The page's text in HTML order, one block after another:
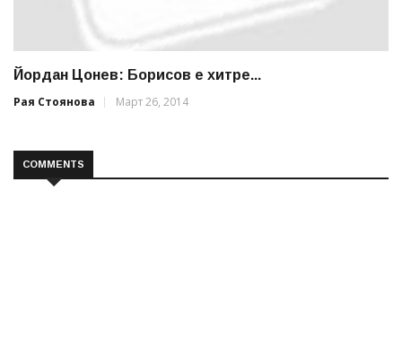
Йордан Цонев: Борисов е хитре...
Рая Стоянова
Март 26, 2014
COMMENTS